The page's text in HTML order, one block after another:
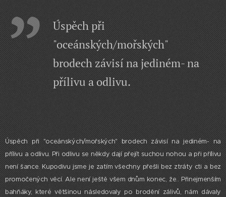
Úspěch při
"oceánských/mořských"
brodech závisí na jediném- na
přílivu a odlivu.
Úspěch při "oceánských/mořských" brodech závisí na jediném- na
přílivu a odlivu. Při odlivu se někdy dají přejít suchou nohou a při přílivu
není šance. Kupodivu jsme je zatím všechny přešli bez ztráty cti a bez
promočených věcí. Ale není ještě všem dnům konec, že.. Přinejmenším
bahňáky, které většinou následovaly po brodění zálivů, nám dávaly